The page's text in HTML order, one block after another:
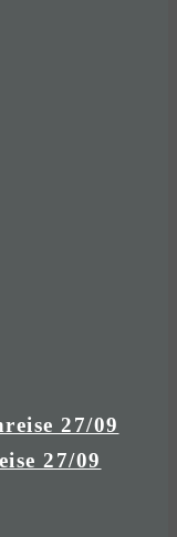
27/09